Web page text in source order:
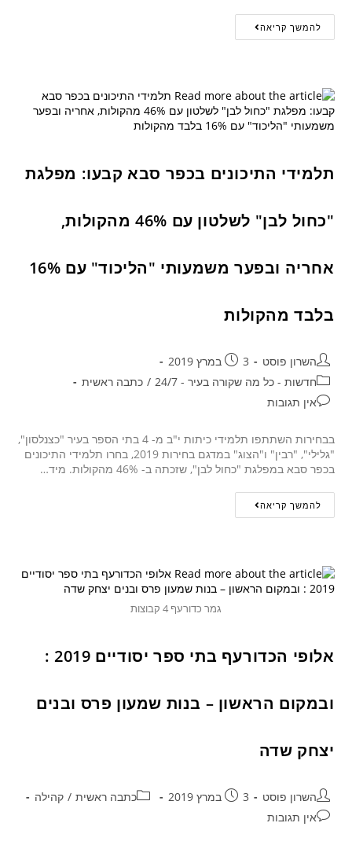
להמשך קריאה
תלמידי התיכונים בכפר סבא קבעו: מפלגת
"כחול לבן" לשלטון עם 46% מהקולות,
אחריה ובפער משמעותי "הליכוד" עם 16%
בלבד מהקולות
השרון פוסט
3 במרץ 2019
חדשות - כל מה שקורה בעיר - 24/7
/ כתבה ראשית
אין תגובות
בבחירות השתתפו תלמידי כיתות י"ב מ- 4 בתי הספר בעיר "כצנלסון",
"גלילי", "רבין" ו"הצוג" במדגם בחירות 2019, בחרו תלמידי התיכונים
בכפר סבא במפלגת "כחול לבן", שזכתה ב- 46% מהקולות. מיד…
להמשך קריאה
גמר כדורעף 4 קבוצות
אלופי הכדורעף בתי ספר יסודיים 2019 :
ובמקום הראשון – בנות שמעון פרס ובנים
יצחק שדה
השרון פוסט 3 במרץ 2019 כתבה ראשית / קהילה
אין תגובות